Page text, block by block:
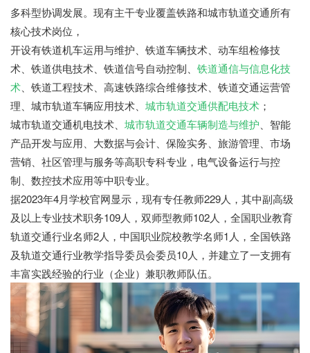
多科型协调发展。现有主干专业覆盖铁路和城市轨道交通所有
核心技术岗位，
开设有铁道机车运用与维护、铁道车辆技术、动车组检修技
术、铁道供电技术、铁道信号自动控制、 铁道通信与信息化技
术 、铁道工程技术、高速铁路综合维修技术、铁道交通运营管
理、城市轨道车辆应用技术、 城市轨道交通供配电技术 ；
城市轨道交通机电技术、 城市轨道交通车辆制造与维护 、智能
产品开发与应用、大数据与会计、保险实务、旅游管理、市场
营销、社区管理与服务等高职专科专业，电气设备运行与控
制、数控技术应用等中职专业。
据2023年4月学校官网显示，现有专任教师229人，其中副高级
及以上专业技术职务109人，双师型教师102人，全国职业教育
轨道交通行业名师2人，中国职业院校教学名师1人，全国铁路
及轨道交通行业教学指导委员会委员10人，并建立了一支拥有
丰富实践经验的行业（企业）兼职教师队伍。